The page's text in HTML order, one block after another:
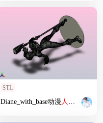
人物模型打包
STL
Diane_with_base动漫 人物 游戏